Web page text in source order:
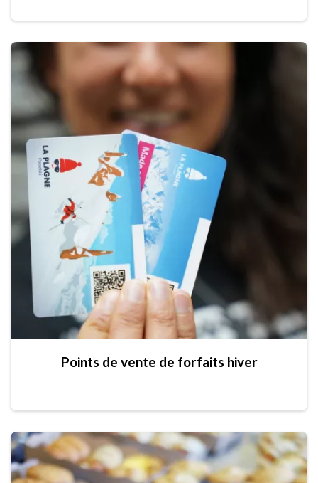
Points de vente de forfaits hiver